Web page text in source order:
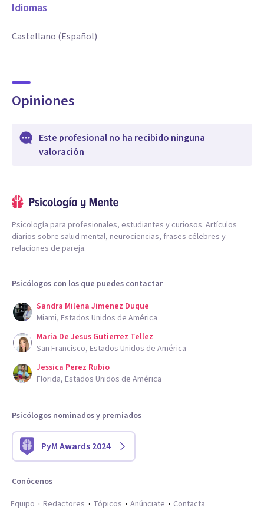
Idiomas
Castellano (Español)
Opiniones
Este profesional no ha recibido ninguna
valoración
Psicología para profesionales, estudiantes y curiosos. Artículos
diarios sobre salud mental, neurociencias, frases célebres y
relaciones de pareja.
Psicólogos con los que puedes contactar
Sandra Milena Jimenez Duque
Miami, Estados Unidos de América
Maria De Jesus Gutierrez Tellez
San Francisco, Estados Unidos de América
Jessica Perez Rubio
Florida, Estados Unidos de América
Psicólogos nominados y premiados
PyM Awards 2024
Conócenos
Equipo
Redactores Tópicos Anúnciate Contacta